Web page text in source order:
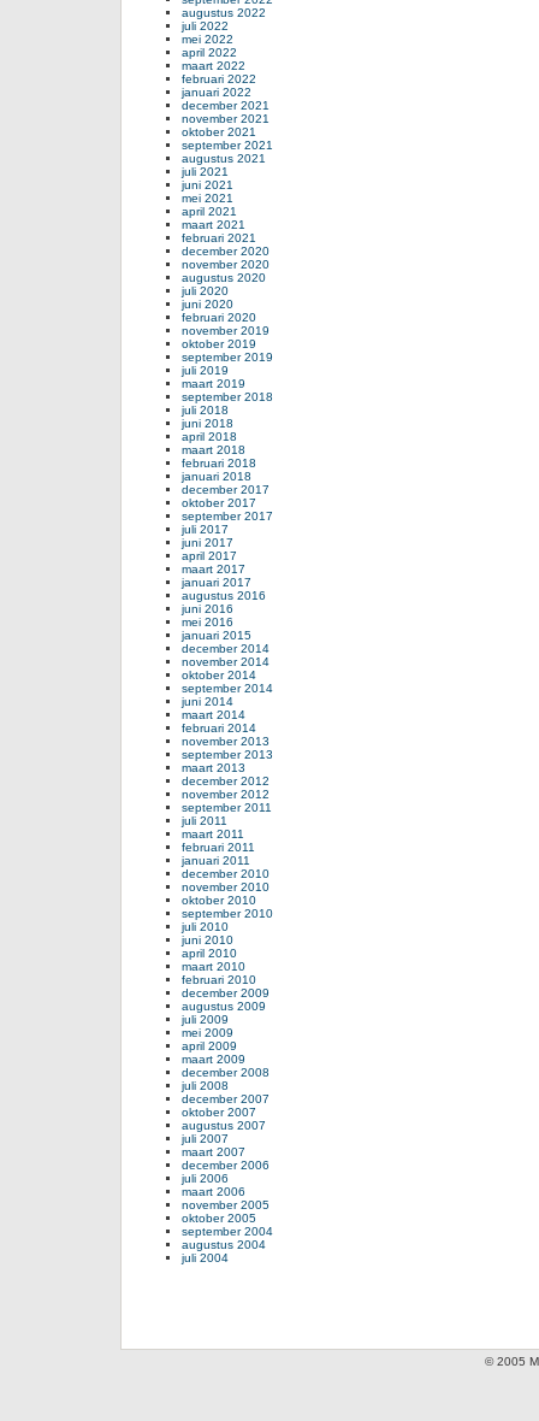
augustus 2022
juli 2022
mei 2022
april 2022
maart 2022
februari 2022
januari 2022
december 2021
november 2021
oktober 2021
september 2021
augustus 2021
juli 2021
juni 2021
mei 2021
april 2021
maart 2021
februari 2021
december 2020
november 2020
augustus 2020
juli 2020
juni 2020
februari 2020
november 2019
oktober 2019
september 2019
juli 2019
maart 2019
september 2018
juli 2018
juni 2018
april 2018
maart 2018
februari 2018
januari 2018
december 2017
oktober 2017
september 2017
juli 2017
juni 2017
april 2017
maart 2017
januari 2017
augustus 2016
juni 2016
mei 2016
januari 2015
december 2014
november 2014
oktober 2014
september 2014
juni 2014
maart 2014
februari 2014
november 2013
september 2013
maart 2013
december 2012
november 2012
september 2011
juli 2011
maart 2011
februari 2011
januari 2011
december 2010
november 2010
oktober 2010
september 2010
juli 2010
juni 2010
april 2010
maart 2010
februari 2010
december 2009
augustus 2009
juli 2009
mei 2009
april 2009
maart 2009
december 2008
juli 2008
december 2007
oktober 2007
augustus 2007
juli 2007
maart 2007
december 2006
juli 2006
maart 2006
november 2005
oktober 2005
september 2004
augustus 2004
juli 2004
© 2005